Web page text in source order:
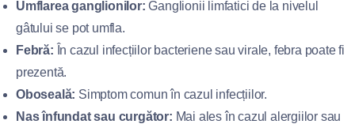
Umflarea ganglionilor: Ganglionii limfatici de la nivelul
gâtului se pot umfla.
Febră: În cazul infecțiilor bacteriene sau virale, febra poate fi
prezentă.
Oboseală: Simptom comun în cazul infecțiilor.
Nas înfundat sau curgător: Mai ales în cazul alergiilor sau